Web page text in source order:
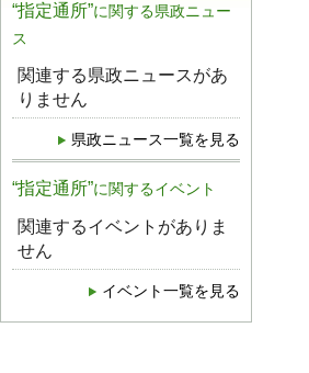
“指定通所”に関する県政ニュー
ス
関連する県政ニュースがあ
りません
県政ニュース一覧を見る
“指定通所”に関するイベント
関連するイベントがありま
せん
イベント一覧を見る